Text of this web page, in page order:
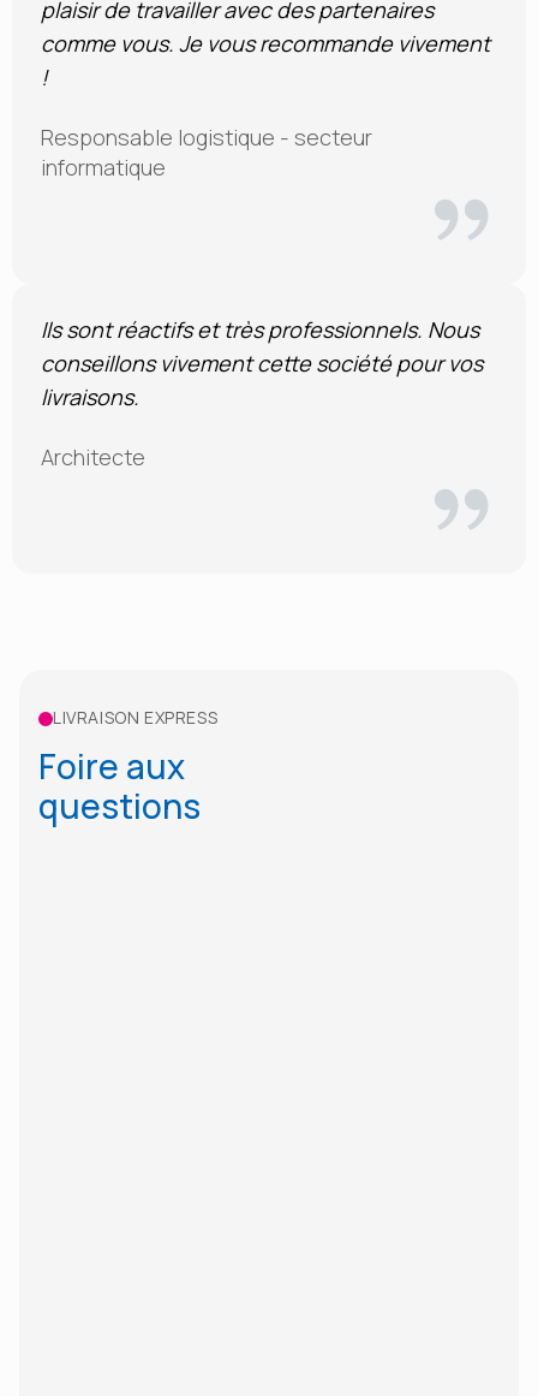
plaisir de travailler avec des partenaires
comme vous. Je vous recommande vivement
!
Responsable logistique - secteur
informatique
Ils sont réactifs et très professionnels. Nous
conseillons vivement cette société pour vos
livraisons.
Architecte
LIVRAISON EXPRESS
Foire aux
questions